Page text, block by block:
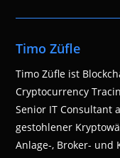
Timo Züfle
Timo Züfle ist
Cryptocurrency
Senior IT Consultant
gestohlener
Anlage-, Broker- und